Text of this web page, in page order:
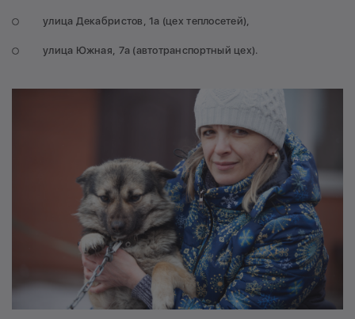
улица Декабристов, 1а (цех теплосетей),
улица Южная, 7а (автотранспортный цех).